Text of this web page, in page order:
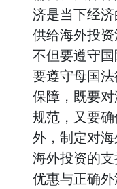
济是当下经
供给海外投
不但要遵守
要遵守母国
保障，既要
规范，又要
外，制定对
海外投资的
优惠与正确